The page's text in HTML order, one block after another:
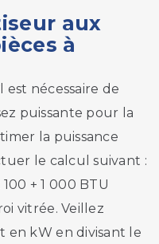
aux
à
est nécessaire de
puissante pour la
la puissance
le calcul suivant :
+ 1 000 BTU
vitrée. Veillez
en kW en divisant le